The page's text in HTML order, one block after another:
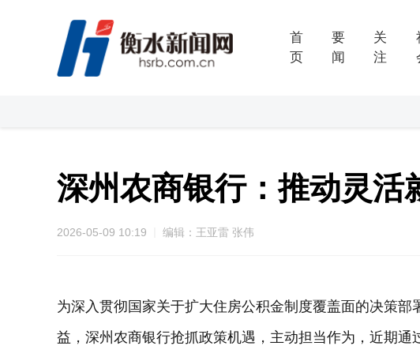
首
页
要
闻
关
注
深州农商银行：推动灵活
2026-05-09 10:19 编辑：王亚雷 张伟
为深入贯彻国家关于扩大住房公积金制度覆盖面的决策部
益，深州农商银行抢抓政策机遇，主动担当作为，近期